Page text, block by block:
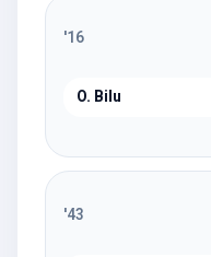
16
'
O. Bilu
43
'